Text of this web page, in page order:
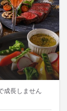
成長しません